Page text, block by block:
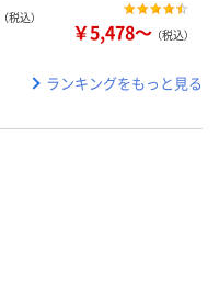
（税込）
￥5,478～ （税込）
ランキングをもっと見る